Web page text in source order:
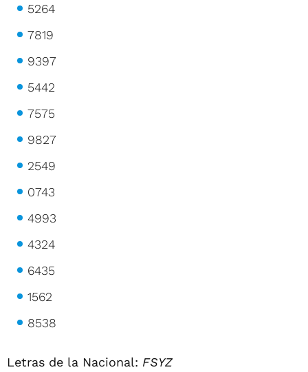
5264
7819
9397
5442
7575
9827
2549
0743
4993
4324
6435
1562
8538
Letras de la Nacional: FSYZ